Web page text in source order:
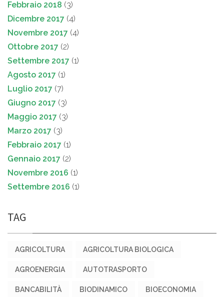
Febbraio 2018 (3)
Dicembre 2017 (4)
Novembre 2017 (4)
Ottobre 2017 (2)
Settembre 2017 (1)
Agosto 2017 (1)
Luglio 2017 (7)
Giugno 2017 (3)
Maggio 2017 (3)
Marzo 2017 (3)
Febbraio 2017 (1)
Gennaio 2017 (2)
Novembre 2016 (1)
Settembre 2016 (1)
TAG
AGRICOLTURA AGRICOLTURA BIOLOGICA
AGROENERGIA AUTOTRASPORTO
BANCABILITÀ BIODINAMICO BIOECONOMIA